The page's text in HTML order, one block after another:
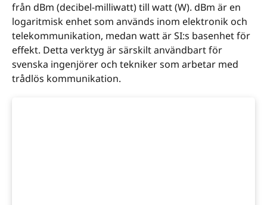
från dBm (decibel-milliwatt) till watt (W). dBm är en
logaritmisk enhet som används inom elektronik och
telekommunikation, medan watt är SI:s basenhet för
effekt. Detta verktyg är särskilt användbart för
svenska ingenjörer och tekniker som arbetar med
trådlös kommunikation.